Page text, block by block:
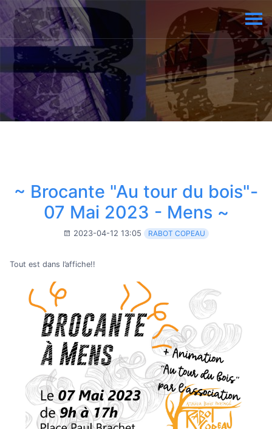
~ Brocante "Au tour du bois"-
07 Mai 2023 - Mens ~
2023-04-12 13:05 RABOT COPEAU
Tout est dans l’affiche!!